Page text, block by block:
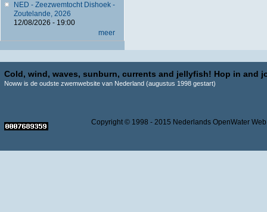
NED - Zeezwemtocht Dishoek -
Zoutelande, 2026
12/08/2026 - 19:00
meer
Cold, wind, waves, sunburn, currents and jellyfish! Hop in and
Noww is de oudste zwemwebsite van Nederland (augustus 1998 gestart)
Copyright © 1998 - 2015 Nederlands OpenWater